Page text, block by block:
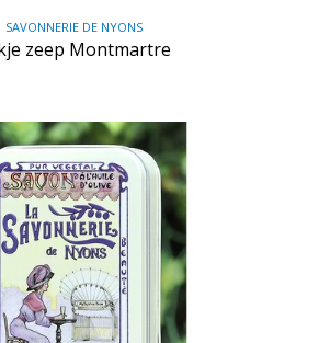
SAVONNERIE DE NYONS
zeep Montmartre